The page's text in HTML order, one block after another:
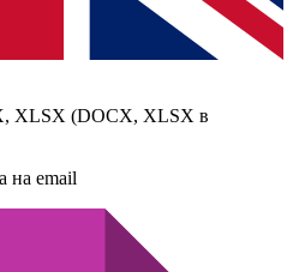
XLSX (DOCX, XLSX в
на email